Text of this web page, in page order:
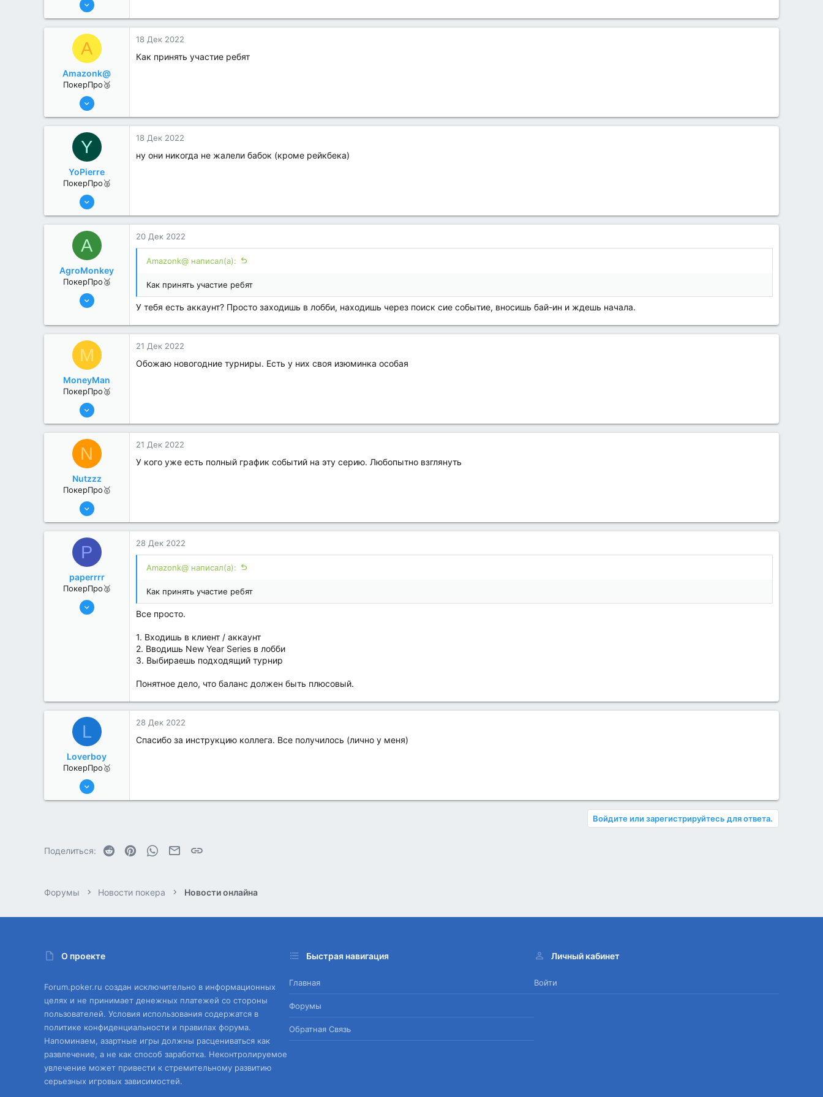
0
A
Amazonk@
ПокерПро🥉
17 Авг 2022
0
18 Дек 2022
Как принять участие ребят
Y
YoPierre
ПокерПро🥈
13 Июн 2022
0
18 Дек 2022
ну они никогда не жалели бабок (кроме рейкбека)
A
AgroMonkey
ПокерПро🥈
6 Июн 2022
2
20 Дек 2022
Amazonk@ написал(а):
Как принять участие ребят
У тебя есть аккаунт? Просто заходишь в лобби, находишь через поиск сие событие, вносишь бай-ин и ждешь начала.
M
MoneyMan
ПокерПро🥈
8 Июн 2022
4
21 Дек 2022
Обожаю новогодние турниры. Есть у них своя изюминка особая
N
Nutzzz
ПокерПро🥇
8 Июн 2022
4
21 Дек 2022
У кого уже есть полный график событий на эту серию. Любопытно взглянуть
P
paperrrr
ПокерПро🥈
8 Июн 2022
28 Дек 2022
Amazonk@ написал(а):
Как принять участие ребят
Все просто.
1. Входишь в клиент / аккаунт
2. Вводишь New Year Series в лобби
3. Выбираешь подходящий турнир
Понятное дело, что баланс должен быть плюсовый.
L
Loverboy
ПокерПро🥇
8 Июн 2022
28 Дек 2022
Спасибо за инструкцию коллега. Все получилось (лично у меня)
Войдите или зарегистрируйтесь для ответа.
Поделиться: Reddit PinterestWhatsAppЭлектронная почта
Форумы Новости покера Новости онлайна
О проекте
Forum.poker.ru создан исключительно в информационных
целях и не принимает денежных платежей со стороны
пользователей. Условия использования содержатся в
политике конфиденциальности и правилах форума.
Напоминаем, азартные игры должны расцениваться как
развлечение, а не как способ заработка. Неконтролируемое
увлечение может привести к стремительному развитию
серьезных игровых зависимостей.
Быстрая навигация
Главная
Форумы
Обратная Связь
Личный кабинет
Войти